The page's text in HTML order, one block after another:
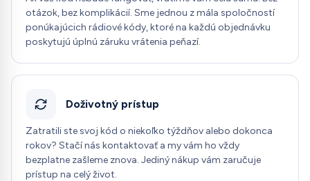
otázok, bez komplikácií. Sme jednou z mála spoločností
ponúkajúcich rádiové kódy, ktoré na každú objednávku
poskytujú úplnú záruku vrátenia peňazí.
Doživotný prístup
Zatratili ste svoj kód o niekoľko týždňov alebo dokonca
rokov? Stačí nás kontaktovať a my vám ho vždy
bezplatne zašleme znova. Jediný nákup vám zaručuje
prístup na celý život.